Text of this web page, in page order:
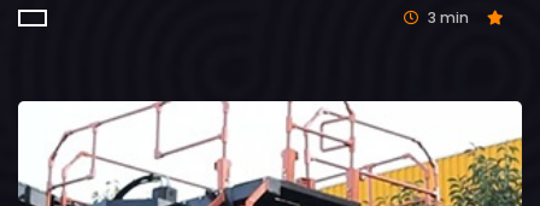
3 min